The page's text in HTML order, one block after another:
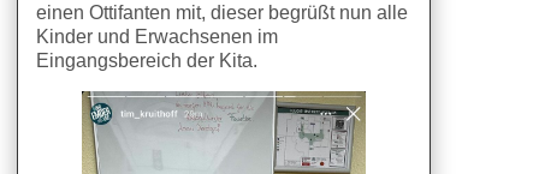
einen Ottifanten mit, dieser begrüßt nun alle
Kinder und Erwachsenen im
Eingangsbereich der Kita.